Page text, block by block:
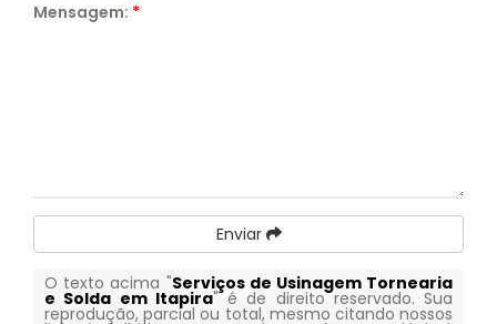
Mensagem: *
Enviar
O texto acima "Serviços de Usinagem Tornearia
e Solda em Itapira" é de direito reservado. Sua
reprodução, parcial ou total, mesmo citando nossos